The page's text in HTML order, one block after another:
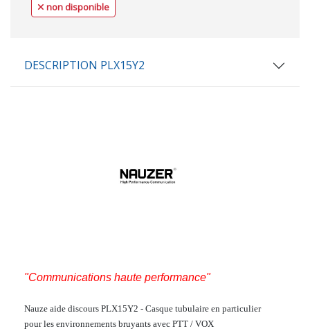
non disponible
DESCRIPTION PLX15Y2
"Communications haute performance"
Nauze aide discours PLX15Y2 - Casque tubulaire en particulier
pour les environnements bruyants avec PTT / VOX